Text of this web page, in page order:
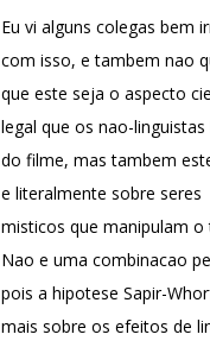
Eu vi alguns colegas bem
com isso, e tambem nao
que este seja o aspecto
legal que os nao-linguistas
do filme, mas tambem
e literalmente sobre seres
misticos que manipulam o
Nao e uma combinacao
pois a hipotese Sapir-
mais sobre os efeitos de